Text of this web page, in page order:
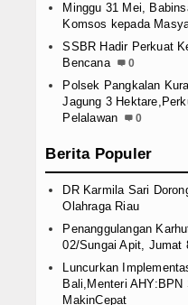
Minggu 31 Mei,
Komsos kepada
SSBR Hadir Perkuat
Bencana
0
Polsek Pangkalan
Jagung 3
Pelalawan
0
Berita Populer
DR Karmila Sari
Olahraga Riau
Penanggulangan
02/Sungai Apit, Jumat
Luncurkan
Bali,Menteri
MakinCepat